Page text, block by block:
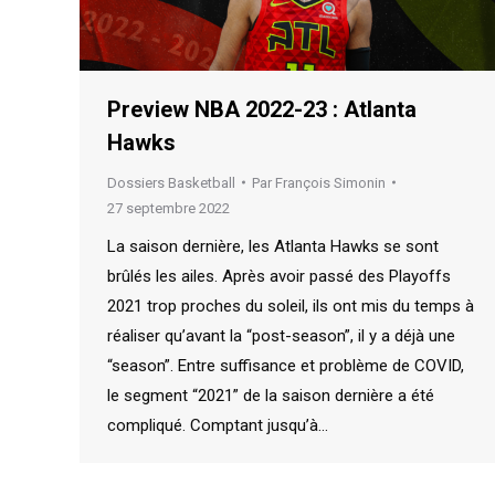
Preview NBA 2022-23 : Atlanta
Hawks
Dossiers Basketball Par François Simonin
27 septembre 2022
La saison dernière, les Atlanta Hawks se sont
brûlés les ailes. Après avoir passé des Playoffs
2021 trop proches du soleil, ils ont mis du temps à
réaliser qu’avant la “post-season”, il y a déjà une
“season”. Entre suffisance et problème de COVID,
le segment “2021” de la saison dernière a été
compliqué. Comptant jusqu’à…